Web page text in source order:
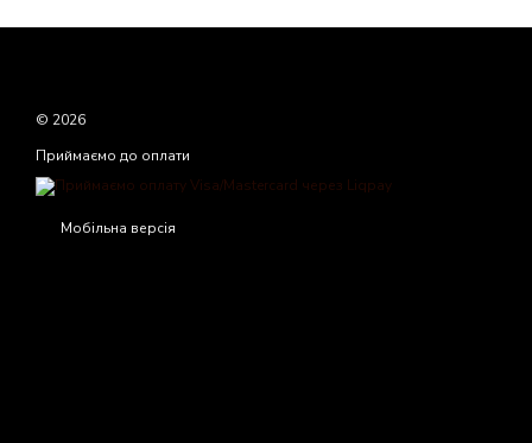
© 2026
Приймаємо до оплати
Мобільна версія